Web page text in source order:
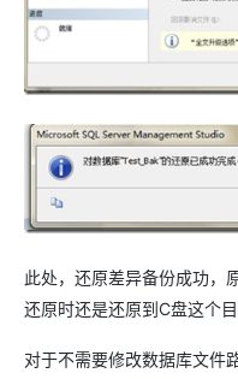
此处，还原差异备份成功，
还原时还是还原到C盘这个
对于不需要修改数据库文件